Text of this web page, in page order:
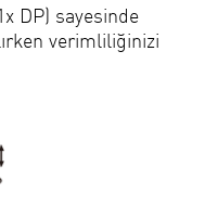
DP) sayesinde
verimliliğinizi